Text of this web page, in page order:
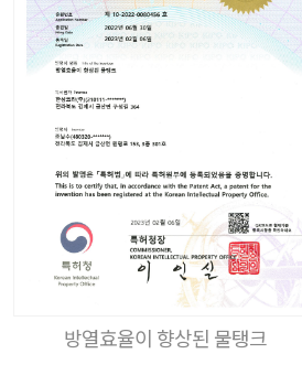
방열효율이 향상된 물탱크